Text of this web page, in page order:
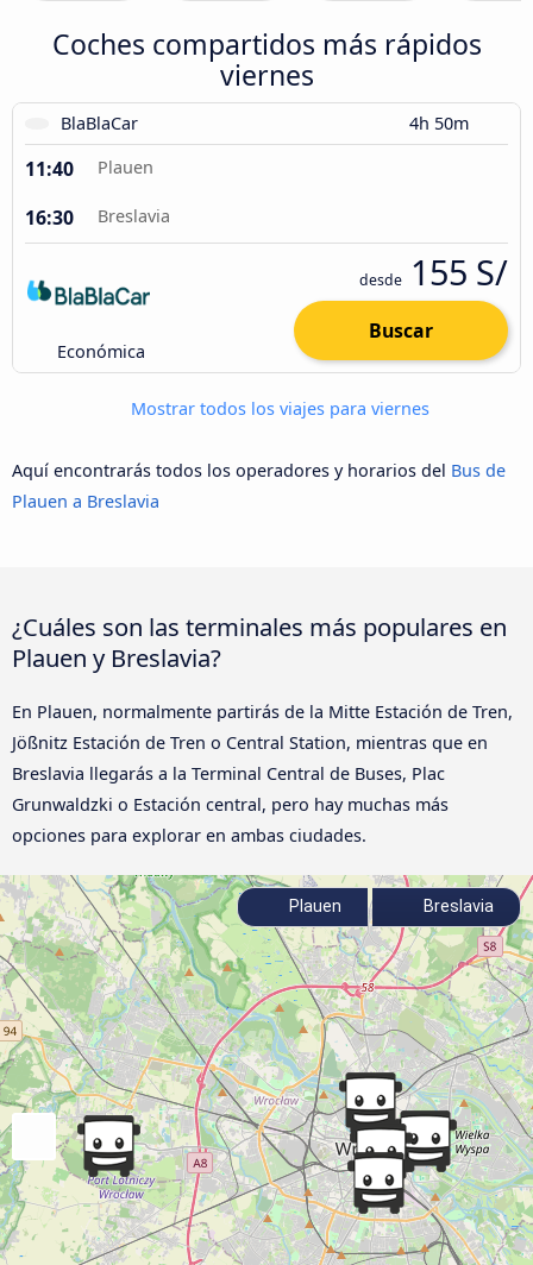
Coches compartidos más rápidos
viernes
BlaBlaCar 4h 50m
11:40 Plauen
16:30 Breslavia
Económica
desde 155 S/
Buscar
Mostrar todos los viajes para viernes
Aquí encontrarás todos los operadores y horarios del Bus de
Plauen a Breslavia
¿Cuáles son las terminales más populares en
Plauen y Breslavia?
En Plauen, normalmente partirás de la Mitte Estación de Tren,
Jößnitz Estación de Tren o Central Station, mientras que en
Breslavia llegarás a la Terminal Central de Buses, Plac
Grunwaldzki o Estación central, pero hay muchas más
opciones para explorar en ambas ciudades.
Plauen Breslavia